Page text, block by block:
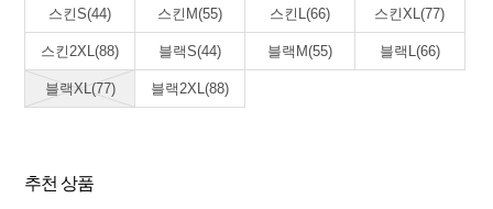
스킨S(44) 스킨M(55) 스킨L(66) 스킨XL(77)
스킨2XL(88) 블랙S(44) 블랙M(55) 블랙L(66)
블랙XL(77) 블랙2XL(88)
추천 상품